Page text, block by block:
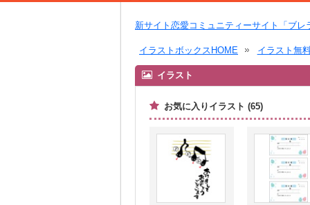
新サイト恋愛コミュニティーサイト「ブレ
イラストボックスHOME イラスト無
イラスト
お気に入りイラスト (65)